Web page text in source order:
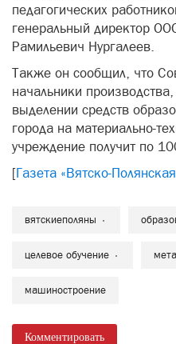
педагогических
генеральный директор
Рамильевич Нургалеев.
Также он сообщил, что
начальники
выделении средств
города на материально-
учреждение получит по
[Газета «Вятско-
вятскиеполяны
целевое обучение
машиностроение
Комментировать